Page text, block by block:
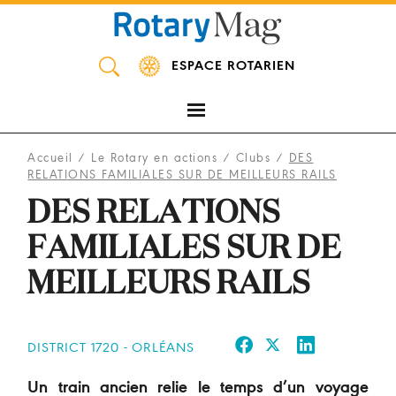
ESPACE ROTARIEN
Accueil / Le Rotary en actions / Clubs / DES
RELATIONS FAMILIALES SUR DE MEILLEURS RAILS
DES RELATIONS
FAMILIALES SUR DE
MEILLEURS RAILS
DISTRICT 1720 - ORLÉANS
Un train ancien relie le temps d’un voyage
Panneau de gestion des cookies